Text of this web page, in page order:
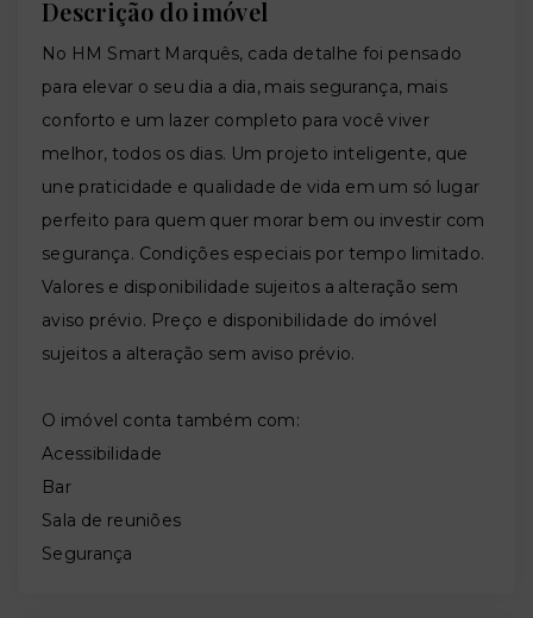
Descrição do imóvel
No HM Smart Marquês, cada detalhe foi pensado
para elevar o seu dia a dia, mais segurança, mais
conforto e um lazer completo para você viver
melhor, todos os dias. Um projeto inteligente, que
une praticidade e qualidade de vida em um só lugar
perfeito para quem quer morar bem ou investir com
segurança. Condições especiais por tempo limitado.
Valores e disponibilidade sujeitos a alteração sem
aviso prévio. Preço e disponibilidade do imóvel
sujeitos a alteração sem aviso prévio.
O imóvel conta também com:
Acessibilidade
Bar
Sala de reuniões
Segurança